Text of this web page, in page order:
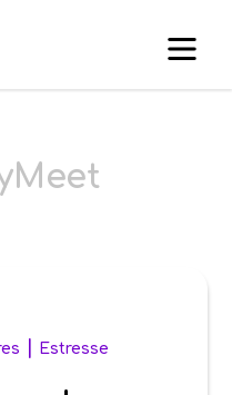
Estresse